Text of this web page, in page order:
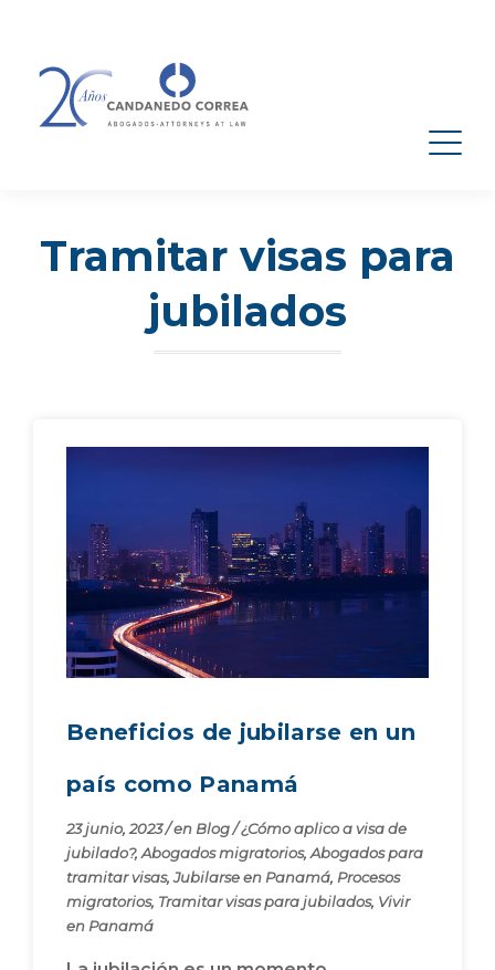
Tramitar visas para
jubilados
Beneficios de jubilarse en un
país como Panamá
23 junio, 2023/en Blog/¿Cómo aplico a visa de
jubilado?, Abogados migratorios, Abogados para
tramitar visas,Jubilarse en Panamá, Procesos
migratorios, Tramitar visas para jubilados, Vivir
en Panamá